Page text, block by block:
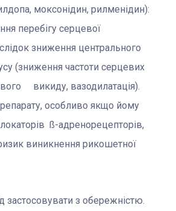
моксoнідин, рилменідин):
перебігу серцевої
зниження центрального
(зниження частоти серцевих
викиду, вазодилатація).
особливо якщо йому
ß-адренорецепторів,
виникнення рикошетної
застосовувати з обережністю.